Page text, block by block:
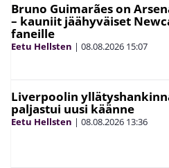
Bruno Guimarães on
– kauniit jäähyväiset
faneille
Eetu Hellsten | 08.08.2026 15:07
Liverpoolin
paljastui uusi käänne
Eetu Hellsten | 08.08.2026 13:36